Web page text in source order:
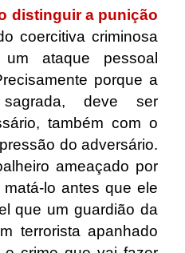
distinguir a punição
coercitiva criminosa
um ataque pessoal
porque a
deve ser
também com o
do adversário.
ameaçado por
lo antes que ele
que um guardião da
terrorista apanhado